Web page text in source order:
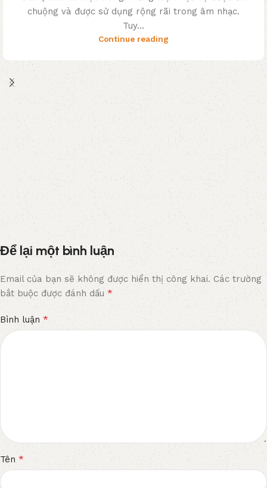
chuộng và được sử dụng rộng rãi trong âm nhạc.
Tuy...
Continue reading
Để lại một bình luận
Email của bạn sẽ không được hiển thị công khai. Các trường
bắt buộc được đánh dấu*
Bình luận *
Tên *